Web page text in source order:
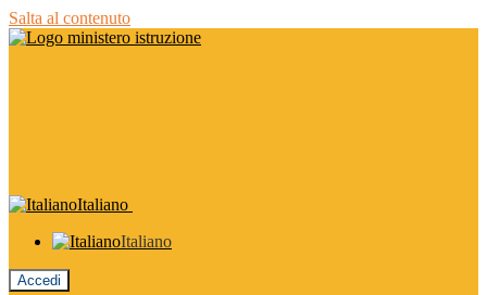
Salta al contenuto
Italiano
Italiano
Accedi